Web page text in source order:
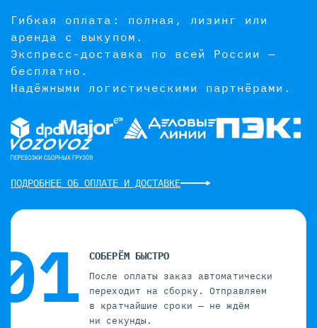
Гибкая оплата: полная, лизинг или
аренда с выкупом.
Экспресс-доставка по всей России —
бесплатно.
Надёжными логистическими партнёрами.
ПОДРОБНЕЕ ОБ ОПЛАТЕ И ДОСТАВКЕ
СОБЕРЁМ БЫСТРО
После оплаты заказ автоматически
переходит на сборку. Отправляем
в кратчайшие сроки — не ждём
ни секунды.